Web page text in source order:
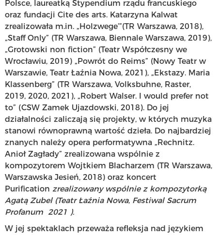
Polsce, laureatką Stypendium rządu francuskiego
oraz fundacji Cite des arts. Katarzyna Kalwat
zrealizowała m.in. „Holzwege’”(TR Warszawa, 2018),
„Staff Only” (TR Warszawa, Biennale Warszawa, 2019),
„Grotowski non fiction” (Teatr Współczesny we
Wrocławiu, 2019) „Powrót do Reims” (Nowy Teatr w
Warszawie, Teatr Łaźnia Nowa, 2021), „Ekstazy. Maria
Klassenberg” (TR Warszawa, Volksbuhne, Raster,
2019, 2020, 2021), „Robert Walser. I would prefer not
to” (CSW Zamek Ujazdowski, 2018). Do jej
działalności zaliczają się projekty, w których muzyka
stanowi równoprawną wartość dzieła. Do najbardziej
znanych należy opera performatywna „Rechnitz.
Anioł Zagłady” zrealizowana wspólnie z
kompozytorem Wojtkiem Blacharzem (TR Warszawa,
Warszawska Jesień, 2018) oraz koncert
Purification zrealizowany wspólnie z kompozytorką
Agatą Zubel (Teatr Łaźnia Nowa, Festiwal Sacrum
Profanum 2021 ).
W jej spektaklach przeważa refleksja nad językiem